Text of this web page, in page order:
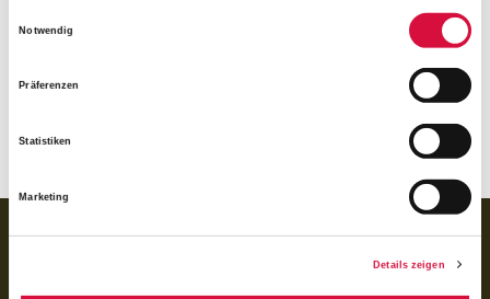
Notwendig
Präferenzen
Statistiken
Marketing
Details zeigen
gestellt. Zudem konnte ein Sachkostenzuschuss beantragt
werden. In den vergangenen drei Jahren sind fast 200 Orte
(wip)
BANKVERBINDUNG